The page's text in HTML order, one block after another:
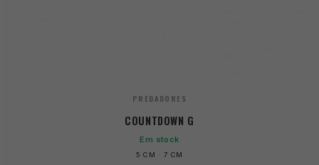
PREDADORES
COUNTDOWN G
Em stock
5 CM · 7 CM